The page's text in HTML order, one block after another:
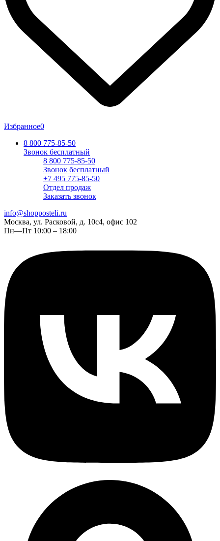
Избранное0
8 800 775-85-50
Звонок бесплатный
8 800 775-85-50
Звонок бесплатный
+7 495 775-85-50
Отдел продаж
Заказать звонок
info@shopposteli.ru
Москва, ул. Расковой, д. 10с4, офис 102
Пн—Пт 10:00 – 18:00